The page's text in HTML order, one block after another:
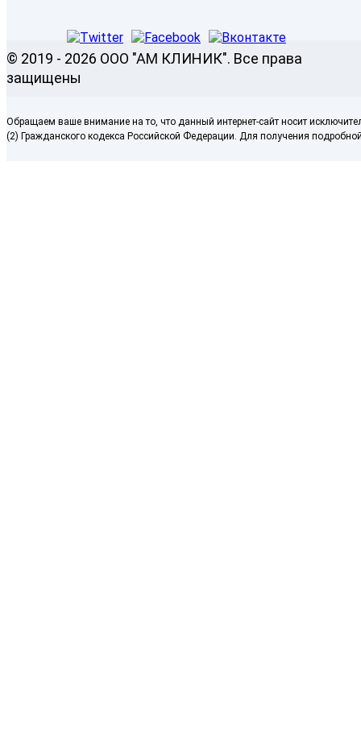
© 2019 - 2026 ООО "АМ КЛИНИК". Все права
защищены
Обращаем ваше внимание на то, что данный интернет-сайт носит
(2) Гражданского кодекса Российской Федерации. Для получения